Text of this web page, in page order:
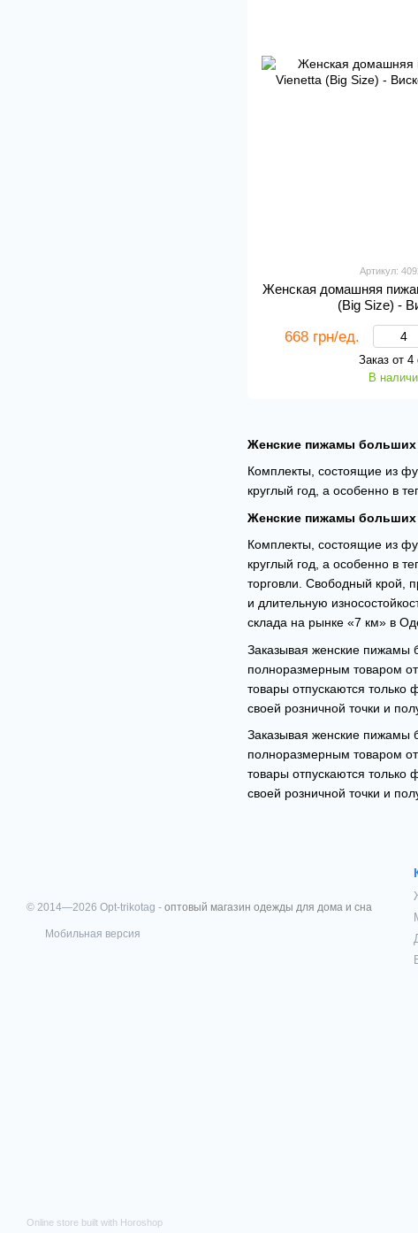
Женские пижамы больших
Комплекты, состоящие из
круглый год, а особенно в
Женские пижамы больших
Комплекты, состоящие из
круглый год, а особенно в
торговли. Свободный крой,
и длительную
склада на рынке «7 км» в
Заказывая женские пижамы
полноразмерным товаром
товары отпускаются
своей розничной точки и
Заказывая женские пижамы
полноразмерным товаром
товары отпускаются
своей розничной точки и
Артикул:
Женская домашняя
(Big Size) -
668 грн/ед.
Заказ от 4
В
© 2014—2026 Opt-trikotag - оптовый магазин одежды для дома и сна
Мобильная версия
Online store built with Horoshop